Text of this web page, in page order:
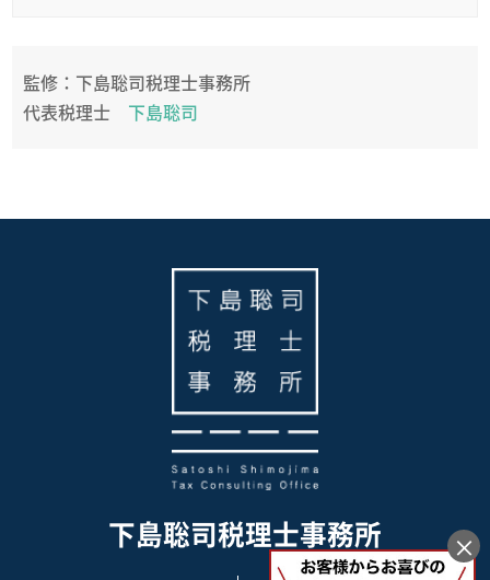
監修：下島聡司税理士事務所
代表税理士 下島聡司
下島聡司税理士事務所 ×